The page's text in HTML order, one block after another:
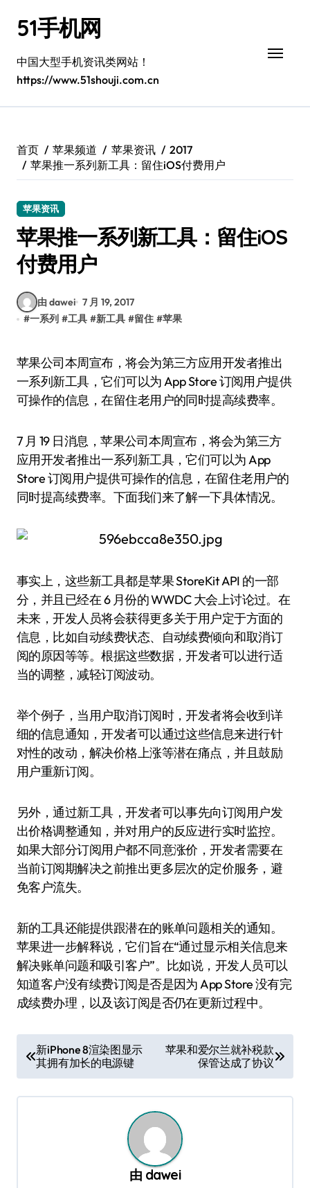
51手机网
中国大型手机资讯类网站！
https://www.51shouji.com.cn
首页 苹果频道 苹果资讯
2017
苹果推一系列新工具：留住iOS付费用户
苹果资讯
苹果推一系列新工具：留住iOS
付费用户
由 dawei 7 月 19, 2017
#一系列 #工具 #新工具 #留住 #苹果
苹果公司本周宣布，将会为第三方应用开发者推出
一系列新工具，它们可以为 App Store 订阅用户提供
可操作的信息，在留住老用户的同时提高续费率。
7 月 19 日消息，苹果公司本周宣布，将会为第三方
应用开发者推出一系列新工具，它们可以为 App
Store 订阅用户提供可操作的信息，在留住老用户的
同时提高续费率。下面我们来了解一下具体情况。
事实上，这些新工具都是苹果 StoreKit API 的一部
分，并且已经在 6 月份的 WWDC 大会上讨论过。在
未来，开发人员将会获得更多关于用户定于方面的
信息，比如自动续费状态、自动续费倾向和取消订
阅的原因等等。根据这些数据，开发者可以进行适
当的调整，减轻订阅波动。
举个例子，当用户取消订阅时，开发者将会收到详
细的信息通知，开发者可以通过这些信息来进行针
对性的改动，解决价格上涨等潜在痛点，并且鼓励
用户重新订阅。
另外，通过新工具，开发者可以事先向订阅用户发
出价格调整通知，并对用户的反应进行实时监控。
如果大部分订阅用户都不同意涨价，开发者需要在
当前订阅期解决之前推出更多层次的定价服务，避
免客户流失。
新的工具还能提供跟潜在的账单问题相关的通知。
苹果进一步解释说，它们旨在“通过显示相关信息来
解决账单问题和吸引客户”。比如说，开发人员可以
知道客户没有续费订阅是否是因为 App Store 没有完
成续费办理，以及该订阅是否仍在更新过程中。
章
导
新iPhone 8渲染图显示
其拥有加长的电源键
苹果和爱尔兰就补税款
保管达成了协议
由 dawei